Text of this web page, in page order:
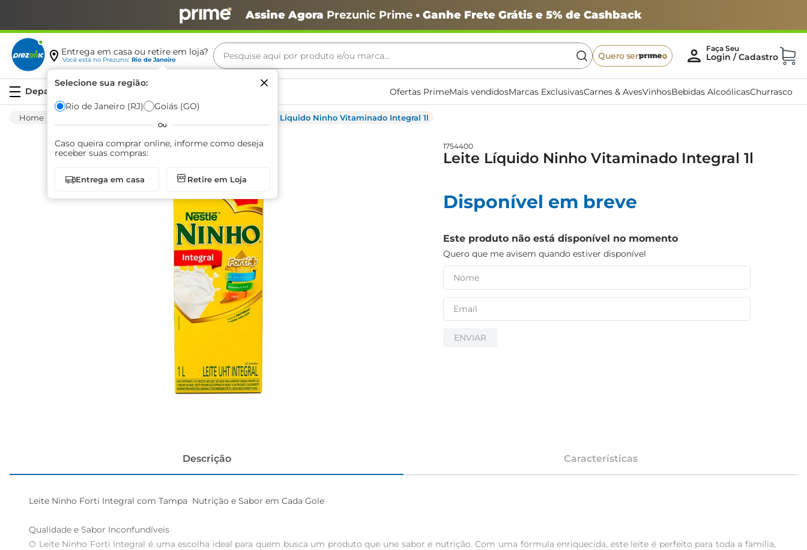
Assine Agora Prezunic Prime• Ganhe Frete Grátis e 5% de Cashback
Entrega em casa ou retire em loja?
Você está no Prezunic Rio de Janeiro
Selecione sua região:
Rio de Janeiro (RJ) Goiás (GO)
Ou
Caso queira comprar online, informe como deseja
receber suas compras:
Entrega em casa Retire em Loja
Pesquise aqui por produto e/ou marca...
Quero ser
Ofertas PrimeMais vendidosMarcas ExclusivasCarnes & AvesVinhosBebidas AlcoólicasChurrasco
Leite Líquido Ninho Vitaminado Integral 1l
1754400
Leite Líquido Ninho Vitaminado Integral 1l
Disponível em breve
Este produto não está disponível no momento
Quero que me avisem quando estiver disponível
ENVIAR
Descrição Características
Leite Ninho Forti Integral com Tampa  Nutrição e Sabor em Cada Gole
Qualidade e Sabor Inconfundíveis
O Leite Ninho Forti Integral é uma escolha ideal para quem busca um produto que une sabor e nutrição. Com uma fórmula enriquecida, este leite é perfeito para toda a família,
Termos mais buscados
café
arroz
biscoito
azeite
iogurte
papel higiênico
cerveja